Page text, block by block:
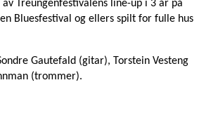
Treungenfestivalens line-up i 3 år på
Bluesfestival og ellers spilt for fulle hus
Gautefald (gitar), Torstein Vesteng
(trommer).